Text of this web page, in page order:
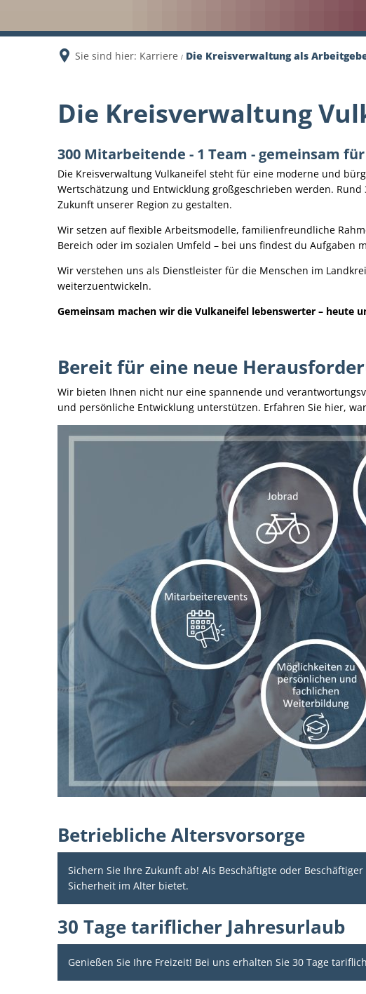
Sie sind hier: Karriere Die Kreisverwaltung als
Die Kreisverwaltung
300 Mitarbeitende - 1 Team - gemeinsam
Die Kreisverwaltung Vulkaneifel steht für eine moderne und
Wertschätzung und Entwicklung großgeschrieben werden.
Zukunft unserer Region zu gestalten.
Wir setzen auf flexible Arbeitsmodelle, familienfreundliche
Bereich oder im sozialen Umfeld – bei uns findest du Aufgaben
Wir verstehen uns als Dienstleister für die Menschen im
weiterzuentwickeln.
Gemeinsam machen wir die Vulkaneifel lebenswerter – heute
Bereit für eine neue
Wir bieten Ihnen nicht nur eine spannende und
und persönliche Entwicklung unterstützen. Erfahren Sie hier,
Betriebliche Altersvorsorge
Sichern Sie Ihre Zukunft ab! Als Beschäftigte oder
Sicherheit im Alter bietet.
30 Tage tariflicher Jahresurlaub
Genießen Sie Ihre Freizeit! Bei uns erhalten Sie 30 Tage